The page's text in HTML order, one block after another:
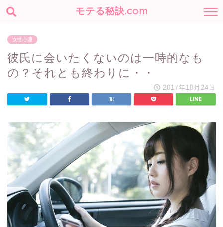
モテる秘訣.com
女性心理
彼氏に会いたくないのは一時的なも
の？それとも終わりに・・
2017年10月24日